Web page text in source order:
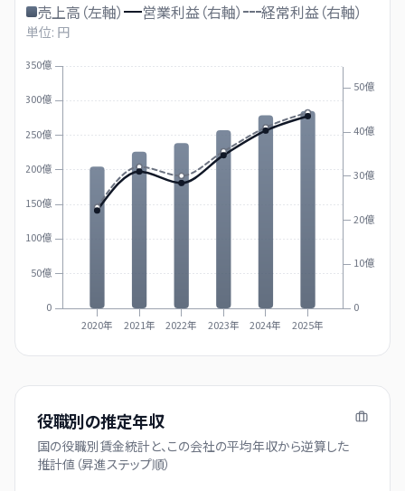
売上高（左軸） 営業利益（右軸） 経常利益（右軸）
単位: 円
0
50億
100億
150億
200億
250億
300億
350億
0
10億
20億
30億
40億
50億
2020年 2021年 2022年 2023年 2024年 2025年
役職別の推定年収
国の役職別賃金統計と、この会社の平均年収から逆算した
推計値（昇進ステップ順）